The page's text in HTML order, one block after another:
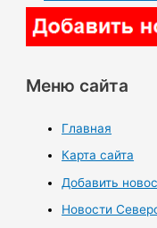
Меню сайта
Главная
Карта сайта
Добавить
Новости